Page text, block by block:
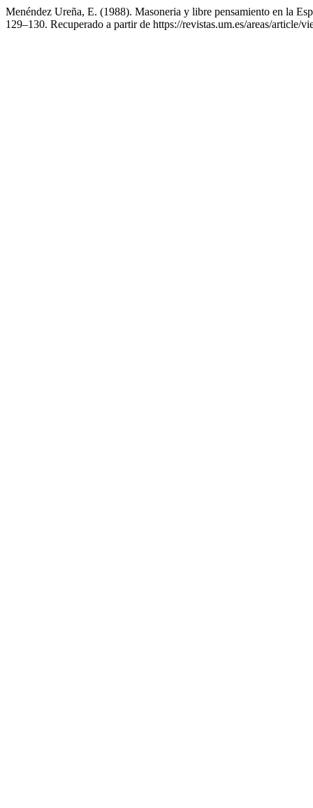
Menéndez Ureña, E. (1988). Masoneria y libre pensamiento en la
129–130. Recuperado a partir de https://revistas.um.es/areas/article/